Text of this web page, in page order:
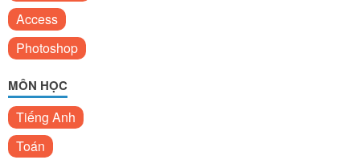
Access
Photoshop
MÔN HỌC
Tiếng Anh
Toán